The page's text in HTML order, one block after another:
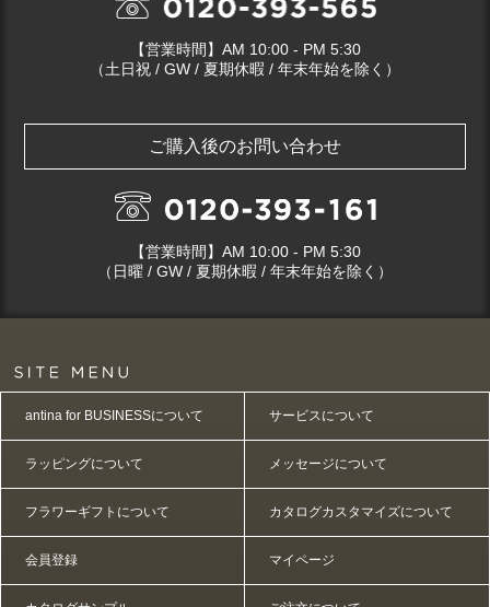
【営業時間】AM 10:00 - PM 5:30
（土日祝 / GW / 夏期休暇 / 年末年始を除く）
ご購入後のお問い合わせ
【営業時間】AM 10:00 - PM 5:30
（日曜 / GW / 夏期休暇 / 年末年始を除く）
antina for BUSINESSについて サービスについて
ラッピングについて メッセージについて
フラワーギフトについて カタログカスタマイズについて
会員登録 マイページ